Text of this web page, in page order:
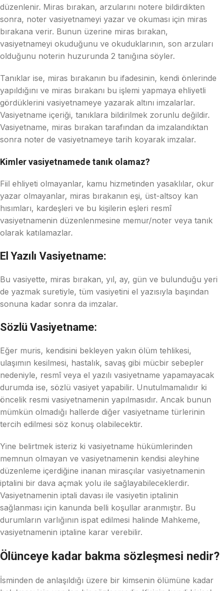
düzenlenir. Miras bırakan, arzularını notere bildirdikten
sonra, noter vasiyetnameyi yazar ve okuması için miras
bırakana verir. Bunun üzerine miras bırakan,
vasiyetnameyi okuduğunu ve okuduklarının, son arzuları
olduğunu noterin huzurunda 2 tanığına söyler.
Tanıklar ise, miras bırakanın bu ifadesinin, kendi önlerinde
yapıldığını ve miras bırakanı bu işlemi yapmaya ehliyetli
gördüklerini vasiyetnameye yazarak altını imzalarlar.
Vasiyetname içeriği, tanıklara bildirilmek zorunlu değildir.
Vasiyetname, miras bırakan tarafından da imzalandıktan
sonra noter de vasiyetnameye tarih koyarak imzalar.
Kimler vasiyetnamede tanık olamaz?
Fiil ehliyeti olmayanlar, kamu hizmetinden yasaklılar, okur
yazar olmayanlar, miras bırakanın eşi, üst-altsoy kan
hısımları, kardeşleri ve bu kişilerin eşleri resmî
vasiyetnamenin düzenlenmesine memur/noter veya tanık
olarak katılamazlar.
El Yazılı Vasiyetname:
Bu vasiyette, miras bırakan, yıl, ay, gün ve bulunduğu yeri
de yazmak suretiyle, tüm vasiyetini el yazısıyla başından
sonuna kadar sonra da imzalar.
Sözlü Vasiyetname:
Eğer muris, kendisini bekleyen yakın ölüm tehlikesi,
ulaşımın kesilmesi, hastalık, savaş gibi mücbir sebepler
nedeniyle, resmî veya el yazılı vasiyetname yapamayacak
durumda ise, sözlü vasiyet yapabilir. Unutulmamalıdır ki
öncelik resmi vasiyetnamenin yapılmasıdır. Ancak bunun
mümkün olmadığı hallerde diğer vasiyetname türlerinin
tercih edilmesi söz konuş olabilecektir.
Yine belirtmek isteriz ki vasiyetname hükümlerinden
memnun olmayan ve vasiyetnamenin kendisi aleyhine
düzenleme içerdiğine inanan mirasçılar vasiyetnamenin
iptalini bir dava açmak yolu ile sağlayabileceklerdir.
Vasiyetnamenin iptali davası ile vasiyetin iptalinin
sağlanması için kanunda belli koşullar aranmıştır. Bu
durumların varlığının ispat edilmesi halinde Mahkeme,
vasiyetnamenin iptaline karar verebilir.
Ölünceye kadar bakma sözleşmesi nedir?
İsminden de anlaşıldığı üzere bir kimsenin ölümüne kadar